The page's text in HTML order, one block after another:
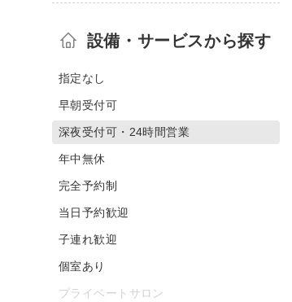
設備・サービスから探す
指定なし
早朝受付可
深夜受付可・24時間営業
年中無休
完全予約制
当日予約歓迎
子連れ歓迎
個室あり
プライベートサロン